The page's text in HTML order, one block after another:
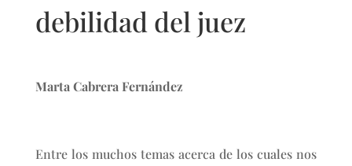
debilidad del juez
Marta Cabrera Fernández
Entre los muchos temas acerca de los cuales nos